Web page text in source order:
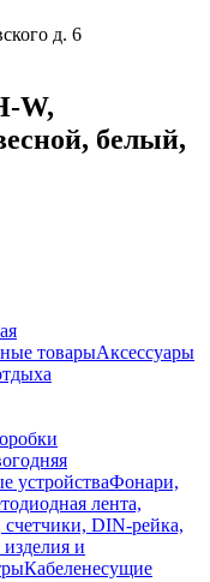
д. 6
W,
белый,
товарыАксессуары
устройстваФонари,
лента,
DIN-рейка,
и
Кабеленесущие